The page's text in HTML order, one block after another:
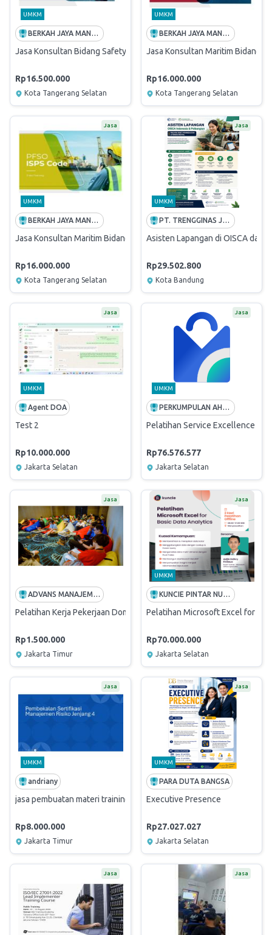
UMKM
BERKAH JAYA MANDIRITAMA
Jasa Konsultan Bidang Safety DPA ISM Code
Rp16.500.000
Kota Tangerang Selatan
UMKM
BERKAH JAYA MANDIRITAMA
Jasa Konsultan Maritim Bidang
Rp16.000.000
Kota Tangerang Selatan
Jasa
UMKM
BERKAH JAYA MANDIRITAMA
Jasa Konsultan Maritim Bidang Security - PFSO ISPS CODE
Rp16.000.000
Kota Tangerang Selatan
Jasa
UMKM
PT. TRENGGINAS JAYA
Asisten Lapangan di OISCA dan
Rp29.502.800
Kota Bandung
Jasa
UMKM
Agent DOA
Test 2
Rp10.000.000
Jakarta Selatan
Jasa
UMKM
PERKUMPULAN AHLI SERVICE QUALITY INDONESIA
Pelatihan Service Excellence
Rp76.576.577
Jakarta Selatan
Jasa
ADVANS MANAJEMEN INDIGO
Pelatihan Kerja Pekerjaan Domestik Perusahaan
Rp1.500.000
Jakarta Timur
Jasa
UMKM
KUNCIE PINTAR NUSANTARA
Pelatihan Microsoft Excel for
Rp70.000.000
Jakarta Selatan
Jasa
UMKM
andriany
jasa pembuatan materi training
Rp8.000.000
Jakarta Timur
Jasa
UMKM
PARA DUTA BANGSA
Executive Presence
Rp27.027.027
Jakarta Selatan
Jasa Jasa